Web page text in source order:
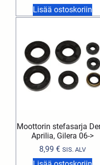
Lisää ostoskoriin
Moottorin stefasarja
Aprilia, Gilera 06->
8,99€ SIS. ALV